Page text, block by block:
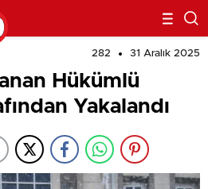
282 31 Aralık 2025
Hükümlü
Yakalandı